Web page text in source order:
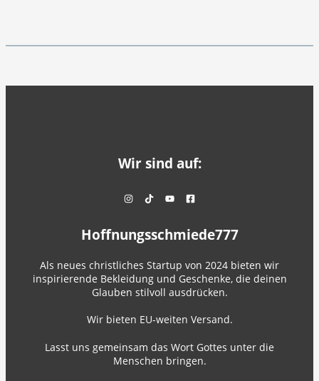
Wir sind auf:
Hoffnungsschmiede777
Als neues christliches Startup von 2024 bieten wir
inspirierende Bekleidung und Geschenke, die deinen
Glauben stilvoll ausdrücken.
Wir bieten EU-weiten Versand.
Lasst uns gemeinsam das Wort Gottes unter die
Menschen bringen.